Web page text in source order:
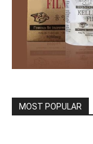
MOST POPULAR